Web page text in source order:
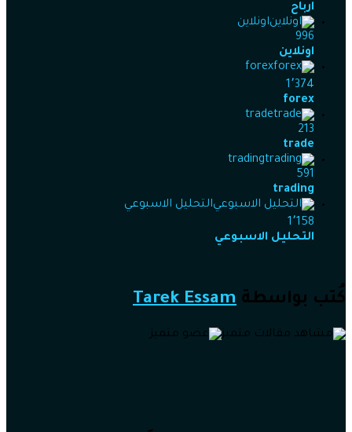
ارباح
اونلاين
996
اونلاين
forex
1٬374
forex
trade
213
trade
trading
591
trading
التحليل الاسبوعي
1٬158
التحليل الاسبوعي
كُتب بواسطة Tarek Essam